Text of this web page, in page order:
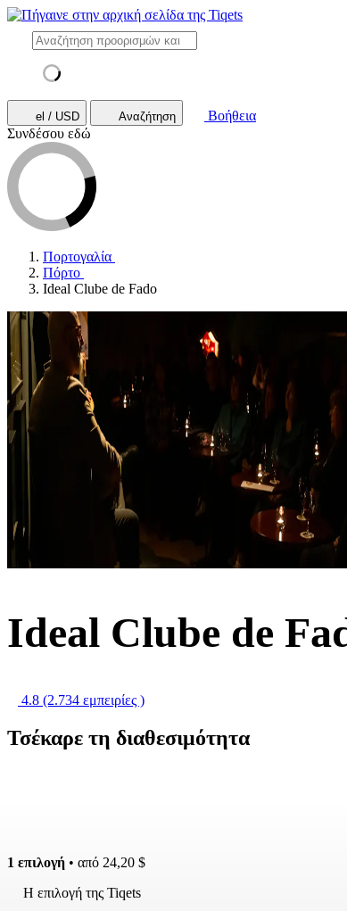
el / USD Αναζήτηση
Βοήθεια
Συνδέσου εδώ
Πορτογαλία
Πόρτο
Ideal Clube de Fado
Ideal Clube de
4.8 (2.734 εμπειρίες )
Τσέκαρε τη διαθεσιμότητα
1 επιλογή • από 24,20 $
Η επιλογή της Tiqets